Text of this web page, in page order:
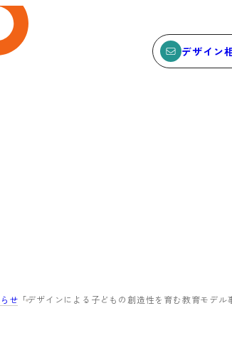
デザイン
ース
せ 「デザインによる子どもの創造性を育む教育モデ